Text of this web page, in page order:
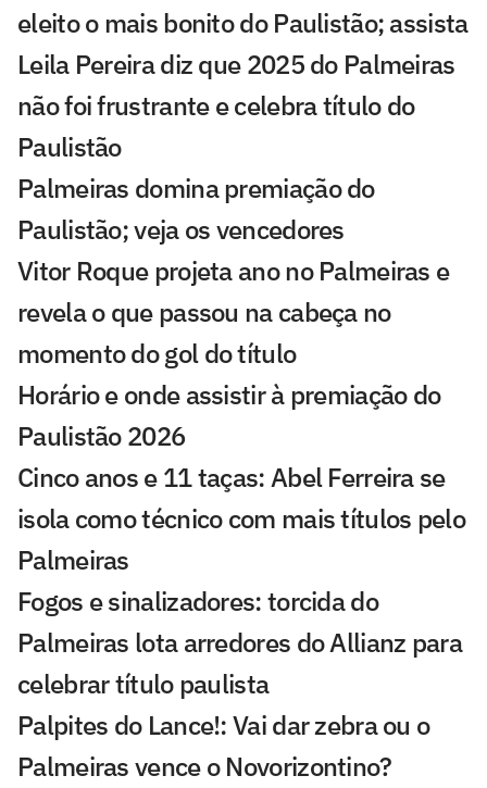
eleito o mais bonito do Paulistão; assista
Leila Pereira diz que 2025 do Palmeiras
não foi frustrante e celebra título do
Paulistão
Palmeiras domina premiação do
Paulistão; veja os vencedores
Vitor Roque projeta ano no Palmeiras e
revela o que passou na cabeça no
momento do gol do título
Horário e onde assistir à premiação do
Paulistão 2026
Cinco anos e 11 taças: Abel Ferreira se
isola como técnico com mais títulos pelo
Palmeiras
Fogos e sinalizadores: torcida do
Palmeiras lota arredores do Allianz para
celebrar título paulista
Palpites do Lance!: Vai dar zebra ou o
Palmeiras vence o Novorizontino?